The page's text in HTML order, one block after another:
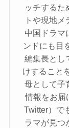
ッチするた
トや現地
中国ドラマ
ンドにも目
編集長とし
けすること
母として子
情報をお届
Twitter）で
ラマが見